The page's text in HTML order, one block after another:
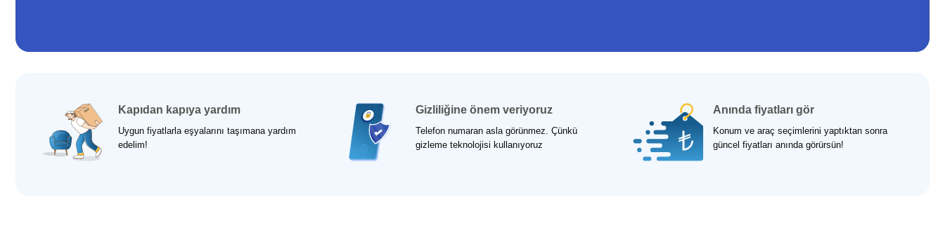
Kapıdan kapıya yardım
Uygun fiyatlarla eşyalarını taşımana yardım
edelim!
Gizliliğine önem veriyoruz
Telefon numaran asla görünmez. Çünkü
gizleme teknolojisi kullanıyoruz
Anında fiyatları gör
Konum ve araç seçimlerini yaptıktan sonra
güncel fiyatları anında görürsün!